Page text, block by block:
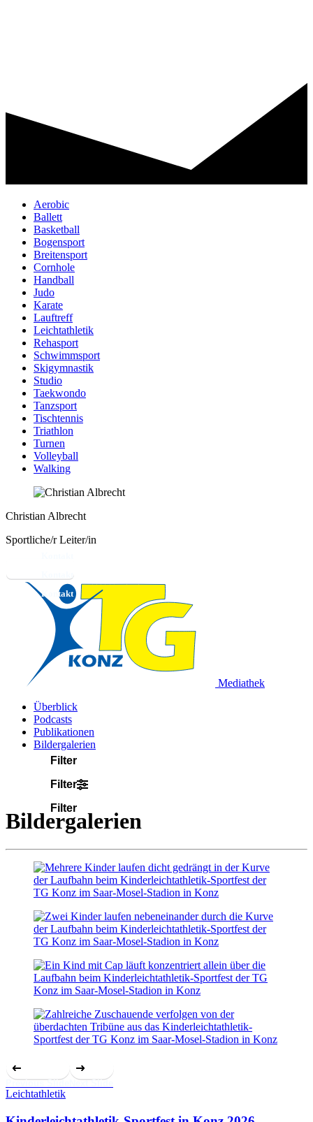
Aerobic
Ballett
Basketball
Bogensport
Breitensport
Cornhole
Handball
Judo
Karate
Lauftreff
Leichtathletik
Rehasport
Schwimmsport
Skigymnastik
Studio
Taekwondo
Tanzsport
Tischtennis
Triathlon
Turnen
Volleyball
Walking
Christian Albrecht
Sportliche/r Leiter/in
Mediathek
Überblick
Podcasts
Publikationen
Bildergalerien
Filter
Bildergalerien
Previous Slide Next Slide
Leichtathletik